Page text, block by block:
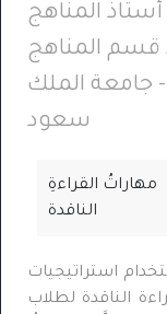
المناهج
قسم المناهج
- جامعة الملك
سعود
مهاراتُ القراءةِ
الناقدة
استراتيجيات
الناقدة لطلاب